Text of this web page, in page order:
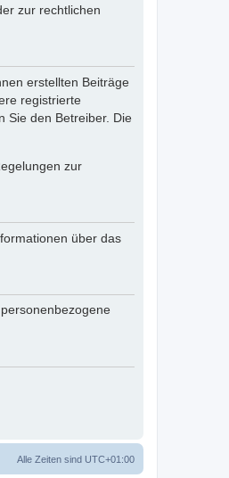
zur rechtlichen
erstellten Beiträge
registrierte
Sie den Betreiber. Die
zur
über das
Alle Zeiten sind UTC+01:00